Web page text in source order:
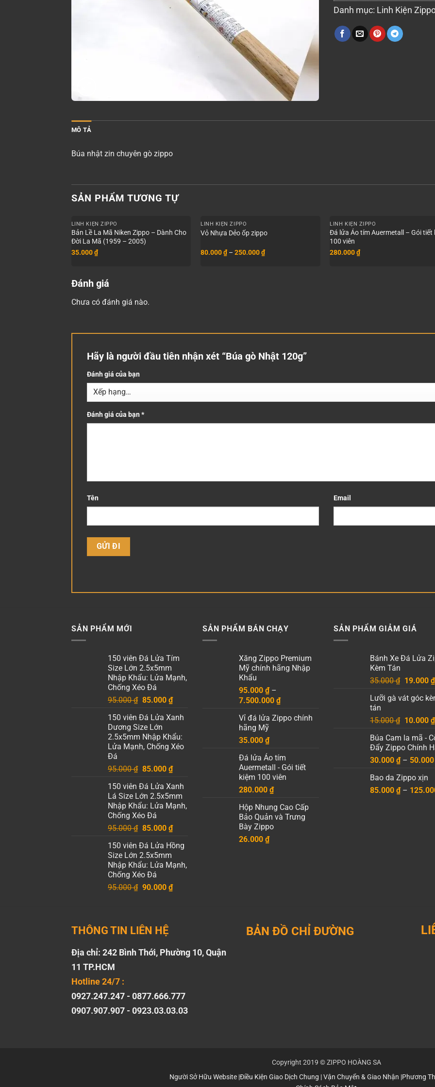
Danh mục: Linh Kiện
MÔ TẢ
Búa nhật zin chuyên gò zippo
SẢN PHẨM TƯƠNG TỰ
LINH KIỆN ZIPPO
Bản Lề La Mã Niken Zippo – Dành Cho
Đời La Mã (1959 – 2005)
35.000₫
LINH KIỆN ZIPPO
Vỏ Nhựa Dẻo ốp zippo
80.000₫ – 250.000₫Khoảng
LINH KIỆN ZIPPO
Đá lửa Áo tím Auermetall – Gói tiết
100 viên
280.000₫
Đánh giá
Chưa có đánh giá nào.
Hãy là người đầu tiên nhận xét “Búa gò Nhật 120g”
Đánh giá của bạn
Đánh giá của bạn *
Tên Email
SẢN PHẨM MỚI
150 viên Đá Lửa Tím
Size Lớn 2.5x5mm
Nhập Khẩu: Lửa Mạnh,
Chống Xéo Đá
95.000₫ Giá
là:
95.000 ₫.
85.000 ₫Giá
tại
85.000 ₫.
150 viên Đá Lửa Xanh
Dương Size Lớn
2.5x5mm Nhập Khẩu:
Lửa Mạnh, Chống Xéo
Đá
95.000₫ Giá
là:
95.000 ₫.
85.000 ₫Giá
tại
là:
85.000 ₫.
150 viên Đá Lửa Xanh
Lá Size Lớn 2.5x5mm
Nhập Khẩu: Lửa Mạnh,
Chống Xéo Đá
95.000₫ Giá
là:
95.000 ₫.
85.000 ₫Giá
tại
85.000 ₫.
150 viên Đá Lửa Hồng
Size Lớn 2.5x5mm
Nhập Khẩu: Lửa Mạnh,
Chống Xéo Đá
95.000₫ Giá
90.000 ₫Giá
SẢN PHẨM BÁN CHẠY
Xăng Zippo Premium
Mỹ chính hãng Nhập
Khẩu
95.000 ₫ –
7.500.000 ₫Khoảng
từ
Vỉ đá lửa Zippo chính
hãng Mỹ
35.000 ₫
Đá lửa Áo tím
Auermetall - Gói tiết
kiệm 100 viên
280.000 ₫
Hộp Nhung Cao Cấp
Bảo Quản và Trưng
Bày Zippo
26.000 ₫
SẢN PHẨM GIẢM GIÁ
Bánh Xe Đá Lửa
Kèm Tán
35.000₫ Giá
là:
19.000 ₫
Lưỡi gà vát góc
tán
15.000₫ Giá
là:
15.000
10.000 ₫
Búa Cam la mã -
Đẩy Zippo Chính
30.000 ₫ – 50.000
Bao da Zippo xịn
85.000 ₫ –
THÔNG TIN LIÊN HỆ
Địa chỉ: 242 Bình Thới, Phường 10, Quận
11 TP.HCM
Hotline 24/7 :
0927.247.247 - 0877.666.777
0907.907.907 - 0923.03.03.03
BẢN ĐỒ CHỈ ĐƯỜNG
Copyright 2019 © ZIPPO HOÀNG SA
Người Sở Hữu Website|Điều Kiện Giao Dịch Chung |Vận Chuyển & Giao Nhận |Phương